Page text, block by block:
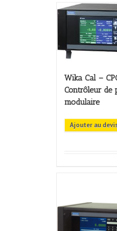
Wika Cal –
Contrôleur de
modulaire
Ajouter au